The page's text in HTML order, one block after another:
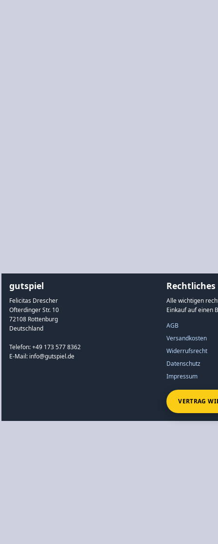
gutspiel
Felicitas Drescher
Ofterdinger Str. 10
72108 Rottenburg
Deutschland
Telefon: +49 173 577 8362
E-Mail: info@gutspiel.de
Rechtliches
Alle wichtigen
Einkauf auf einen
AGB
Versandkosten
Widerrufsrecht
Datenschutz
Impressum
VERTRAG